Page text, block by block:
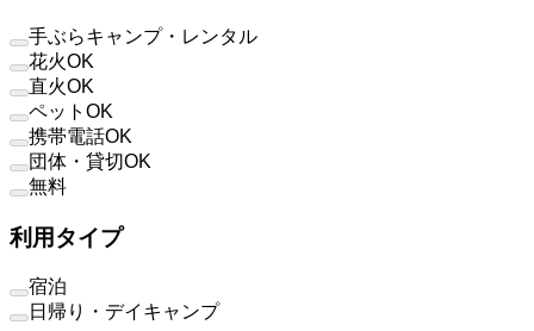
手ぶらキャンプ・レンタル
花火OK
直火OK
ペットOK
携帯電話OK
団体・貸切OK
無料
利用タイプ
宿泊
日帰り・デイキャンプ